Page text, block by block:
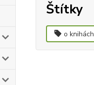
Štítky
o knihách